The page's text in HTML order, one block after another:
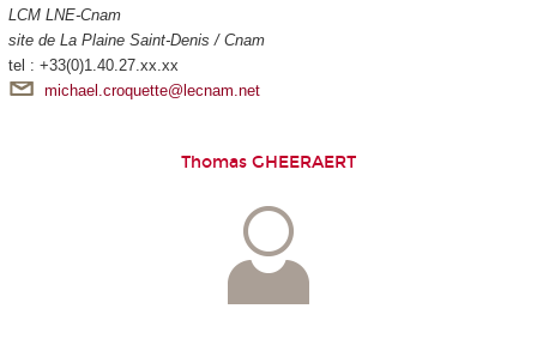
LCM LNE-Cnam
site de La Plaine Saint-Denis / Cnam
tel : +33(0)1.40.27.xx.xx
michael.croquette@lecnam.net
Thomas GHEERAERT